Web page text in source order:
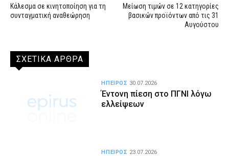
Κάλεσμα σε κινητοποίηση για τη
συνταγματική αναθεώρηση
Μείωση τιμών σε 12 κατηγορίες
βασικών προϊόντων από τις 31
Αυγούστου
ΣΧΕΤΙΚΑ ΑΡΘΡΑ
Έντονη πίεση στο ΠΓΝΙ λόγω
ελλείψεων
ΗΠΕΙΡΟΣ 30.07.2026
ΗΠΕΙΡΟΣ 23.07.2026